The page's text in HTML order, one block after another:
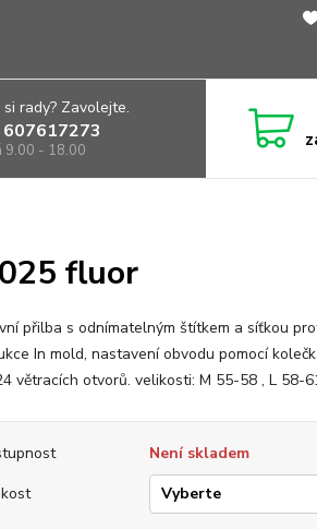
rady? Zavolejte.
9.00 - 18.00
fluor
přilba s odnímatelným štítkem a síťkou
In mold, nastavení obvodu pomocí
větracích otvorů. velikosti: M 55-58 , L 58-
Není skladem